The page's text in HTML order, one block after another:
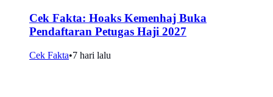
Cek Fakta: Hoaks Kemenhaj Buka
Pendaftaran Petugas Haji 2027
Cek Fakta•7 hari lalu